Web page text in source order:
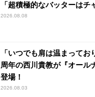
「超積極的なバッターはチ
2026.08.08
「いつでも肩は温まって
周年の西川貴教が『オール
登場！
2026.08.03